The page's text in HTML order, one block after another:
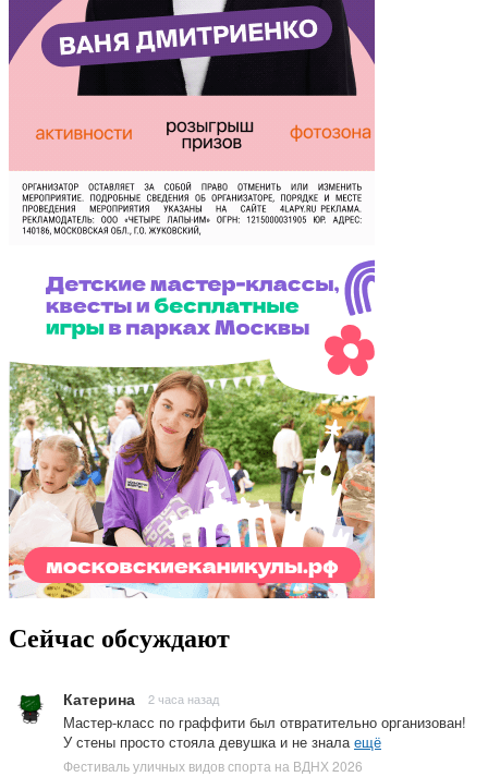
Сейчас обсуждают
Катерина 2 часа назад
Мастер-класс по граффити был отвратительно организован!
У стены просто стояла девушка и не знала ещё
Фестиваль уличных видов спорта на ВДНХ 2026